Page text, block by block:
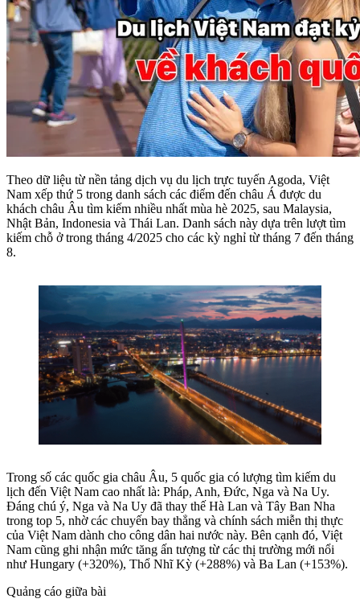
Theo dữ liệu từ nền tảng dịch vụ du lịch trực tuyến Agoda, Việt
Nam xếp thứ 5 trong danh sách các điểm đến châu Á được du
khách châu Âu tìm kiếm nhiều nhất mùa hè 2025, sau Malaysia,
Nhật Bản, Indonesia và Thái Lan. Danh sách này dựa trên lượt tìm
kiếm chỗ ở trong tháng 4/2025 cho các kỳ nghỉ từ tháng 7 đến tháng
8.
Trong số các quốc gia châu Âu, 5 quốc gia có lượng tìm kiếm du
lịch đến Việt Nam cao nhất là: Pháp, Anh, Đức, Nga và Na Uy.
Đáng chú ý, Nga và Na Uy đã thay thế Hà Lan và Tây Ban Nha
trong top 5, nhờ các chuyến bay thẳng và chính sách miễn thị thực
của Việt Nam dành cho công dân hai nước này. Bên cạnh đó, Việt
Nam cũng ghi nhận mức tăng ấn tượng từ các thị trường mới nổi
như Hungary (+320%), Thổ Nhĩ Kỳ (+288%) và Ba Lan (+153%).
Quảng cáo giữa bài